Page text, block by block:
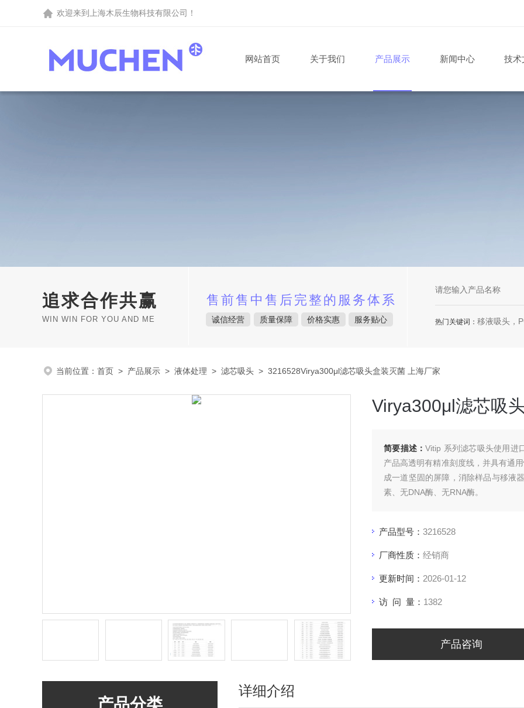
欢迎来到 上海木辰生物科技有限公司 ！
网站首页 关于我们 产品展示 新闻中心 技术
追求合作共赢
WIN WIN FOR YOU AND ME
售前售中售后完整的服务体系
诚信经营 质量保障 价格实惠 服务贴心 热门关键词： 移液吸头，
当前位置： 首页 > 产品展示 > 液体处理 > 滤芯吸头 > 3216528Virya300μl滤芯吸头盒装灭菌 上海厂家
Virya300μl滤芯吸
简要描述：Vitip 系列滤芯吸头使用进
产品高透明有精准刻度线，并具有通
成一道坚固的屏障，消除样品与移液
素、无DNA酶、无RNA酶。
产品型号： 3216528
厂商性质： 经销商
更新时间： 2026-01-12
访 问 量： 1382
产品咨询
产品分类
详细介绍